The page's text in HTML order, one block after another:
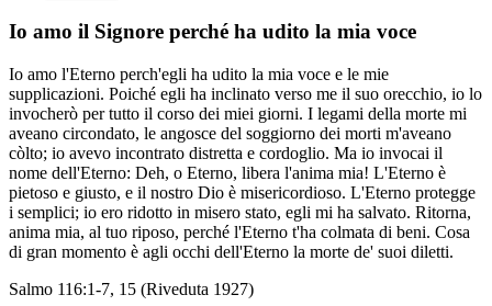
Io amo il Signore perché ha udito la mia voce
Io amo l'Eterno perch'egli ha udito la mia voce e le mie
supplicazioni. Poiché egli ha inclinato verso me il suo orecchio, io lo
invocherò per tutto il corso dei miei giorni. I legami della morte mi
aveano circondato, le angosce del soggiorno dei morti m'aveano
còlto; io avevo incontrato distretta e cordoglio. Ma io invocai il
nome dell'Eterno: Deh, o Eterno, libera l'anima mia! L'Eterno è
pietoso e giusto, e il nostro Dio è misericordioso. L'Eterno protegge
i semplici; io ero ridotto in misero stato, egli mi ha salvato. Ritorna,
anima mia, al tuo riposo, perché l'Eterno t'ha colmata di beni. Cosa
di gran momento è agli occhi dell'Eterno la morte de' suoi diletti.
Salmo 116:1-7, 15 (Riveduta 1927)